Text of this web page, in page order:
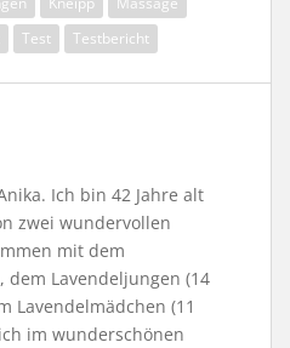
Test Testbericht
Ich bin 42 Jahre alt
zwei wundervollen
mit dem
dem Lavendeljungen (14
Lavendelmädchen (11
im wunderschönen